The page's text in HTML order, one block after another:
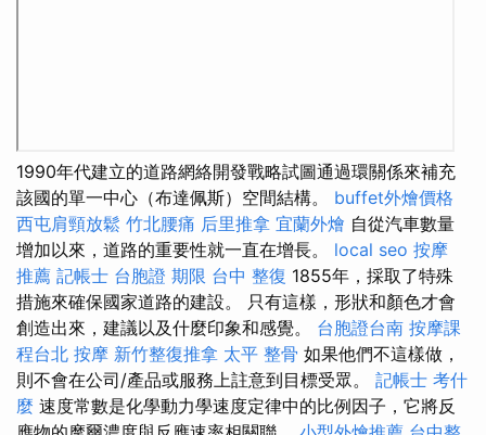
1990年代建立的道路網絡開發戰略試圖通過環關係來補充
該國的單一中心（布達佩斯）空間結構。 buffet外燴價格
西屯肩頸放鬆 竹北腰痛 后里推拿 宜蘭外燴 自從汽車數量
增加以來，道路的重要性就一直在增長。 local seo 按摩
推薦 記帳士 台胞證 期限 台中 整復 1855年，採取了特殊
措施來確保國家道路的建設。 只有這樣，形狀和顏色才會
創造出來，建議以及什麼印象和感覺。 台胞證台南 按摩課
程台北 按摩 新竹整復推拿 太平 整骨 如果他們不這樣做，
則不會在公司/產品或服務上註意到目標受眾。 記帳士 考什
麼 速度常數是化學動力學速度定律中的比例因子，它將反